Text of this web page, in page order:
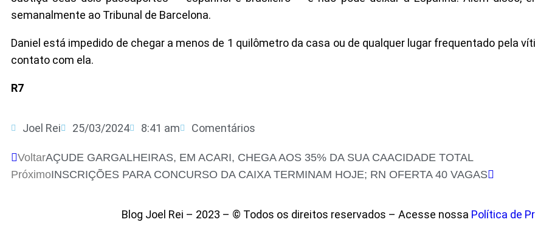
semanalmente ao Tribunal de Barcelona.
Daniel está impedido de chegar a menos de 1 quilômetro da casa ou de qualquer lugar frequentado pela
contato com ela.
R7
Joel Rei 25/03/2024 8:41 am Comentários
VoltarAÇUDE GARGALHEIRAS, EM ACARI, CHEGA AOS 35% DA SUA CAACIDADE TOTAL
PróximoINSCRIÇÕES PARA CONCURSO DA CAIXA TERMINAM HOJE; RN OFERTA 40 VAGAS
Blog Joel Rei – 2023 – © Todos os direitos reservados – Acesse nossa Política de